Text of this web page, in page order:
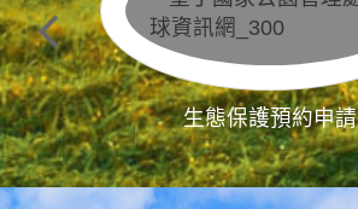
生態保護預約申請